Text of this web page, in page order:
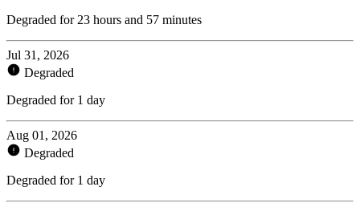
Degraded for 23 hours and 57 minutes
Jul 31, 2026
Degraded
Degraded for 1 day
Aug 01, 2026
Degraded
Degraded for 1 day